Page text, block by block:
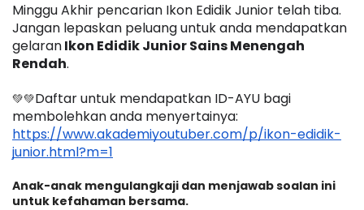
Minggu Akhir pencarian Ikon Edidik Junior telah tiba.
Jangan lepaskan peluang untuk anda mendapatkan
gelaran Ikon Edidik Junior Sains Menengah
Rendah.
💚💚Daftar untuk mendapatkan ID-AYU bagi
membolehkan anda menyertainya:
https://www.akademiyoutuber.com/p/ikon-edidik-
junior.html?m=1
Anak-anak mengulangkaji dan menjawab soalan ini
untuk kefahaman bersama.